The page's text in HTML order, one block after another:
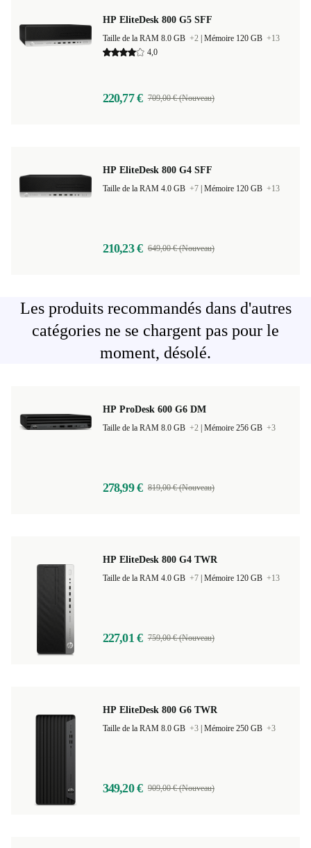
HP EliteDesk 800 G5 SFF
Taille de la RAM 8.0 GB +2 Mémoire 120 GB +13
4,0
220,77 € 709,00 € (Nouveau)
HP EliteDesk 800 G4 SFF
Taille de la RAM 4.0 GB +7 Mémoire 120 GB +13
210,23 € 649,00 € (Nouveau)
Les produits recommandés dans d'autres
catégories ne se chargent pas pour le
moment, désolé.
HP ProDesk 600 G6 DM
Taille de la RAM 8.0 GB +2 Mémoire 256 GB +3
278,99 € 819,00 € (Nouveau)
HP EliteDesk 800 G4 TWR
Taille de la RAM 4.0 GB +7 Mémoire 120 GB +13
227,01 € 759,00 € (Nouveau)
HP EliteDesk 800 G6 TWR
Taille de la RAM 8.0 GB +3 Mémoire 250 GB +3
349,20 € 909,00 € (Nouveau)